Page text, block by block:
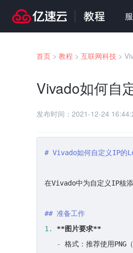
首页 > 教程 > 互联网科技 >
Vivado如何自
发布时间： 2021-12-24
# Vivado如何自定义IP的
在Vivado中为自定义IP核
## 准备工作
1.
**图片要求**
   -